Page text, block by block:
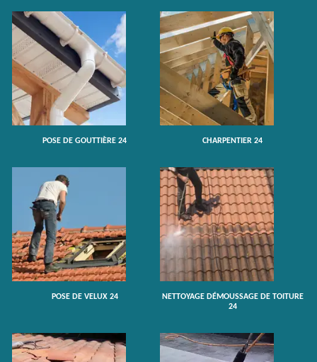
POSE DE GOUTTIÈRE 24 CHARPENTIER 24
POSE DE VELUX 24
NETTOYAGE DÉMOUSSAGE DE TOITURE
24